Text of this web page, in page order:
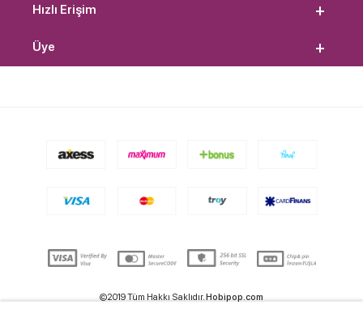
Hızlı Erişim
Üye
©2019 Tüm Hakkı Saklıdır.Hobipop.com